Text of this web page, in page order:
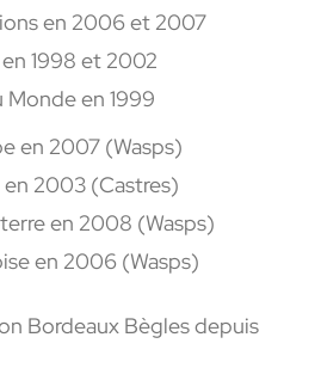
en 2006 et 2007
1998 et 2002
en 1999
en 2007 (Wasps)
2003 (Castres)
en 2008 (Wasps)
en 2006 (Wasps)
Bordeaux Bègles depuis